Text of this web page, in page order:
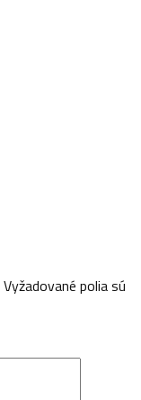
Vyžadované polia sú